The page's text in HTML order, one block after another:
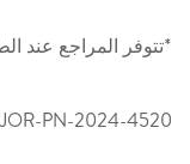
*تتوفر المراجع عند
PN-2024-4520